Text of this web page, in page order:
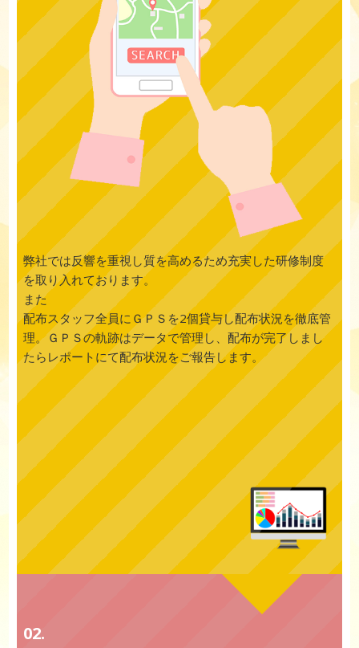
弊社では反響を重視し質を高めるため充実した研修制度
を取り入れております。
また
配布スタッフ全員にＧＰＳを2個貸与し配布状況を徹底管
理。ＧＰＳの軌跡はデータで管理し、配布が完了しまし
たらレポートにて配布状況をご報告します。
02.